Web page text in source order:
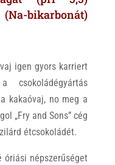
bikarbonát)
igen gyors karriert
kakaóvaj, no meg a
„Fry and Sons” cég
étcsokoládét.
óriási népszerűséget